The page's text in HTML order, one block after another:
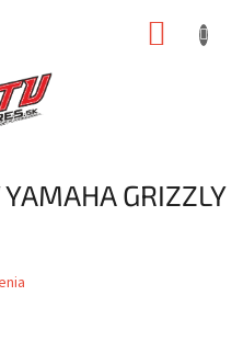
GRIZZLY